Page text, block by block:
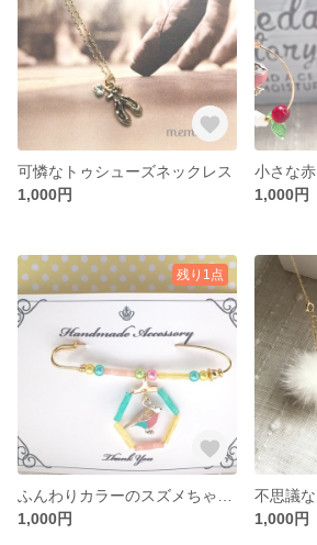
可憐なトゥシューズネックレス
1,000円
1,000円
残り1点
1,000円
1,000円